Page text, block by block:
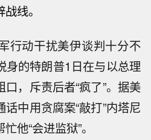
线。
行动干扰美伊谈判十分不
身的特朗普1日在与以总理
，斥责后者“疯了”。据美
中用贪腐案“敲打”内塔尼
他“会进监狱”。